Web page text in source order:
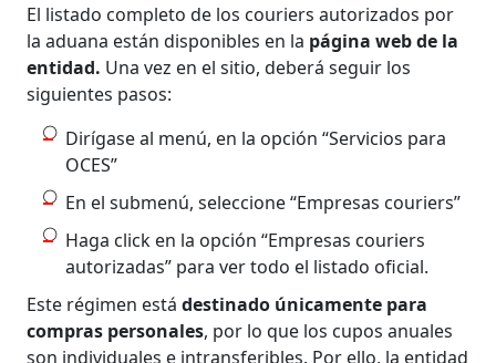
El listado completo de los couriers autorizados por
la aduana están disponibles en la página web de la
entidad. Una vez en el sitio, deberá seguir los
siguientes pasos:
Dirígase al menú, en la opción “Servicios para
OCES”
En el submenú, seleccione “Empresas couriers”
Haga click en la opción “Empresas couriers
autorizadas” para ver todo el listado oficial.
Este régimen está destinado únicamente para
compras personales, por lo que los cupos anuales
son individuales e intransferibles. Por ello, la entidad